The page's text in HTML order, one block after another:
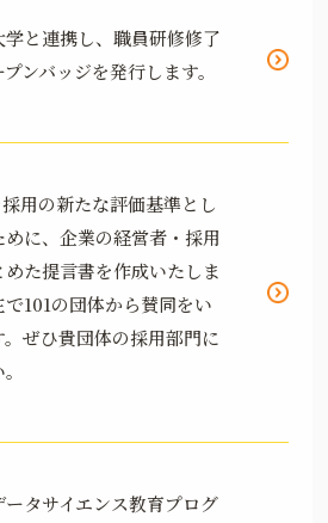
と連携し、職員研修修了
ンバッジを発行します。
用の新たな評価基準とし
に、企業の経営者・採用
た提言書を作成いたしま
101の団体から賛同をい
ぜひ貴団体の採用部門に
タサイエンス教育プログ